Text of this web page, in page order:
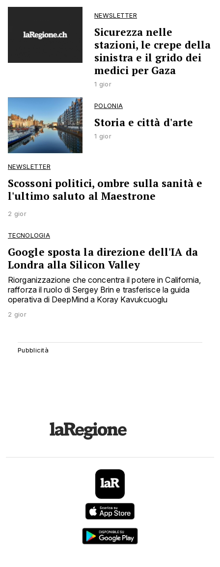
NEWSLETTER
Sicurezza nelle
stazioni, le crepe della
sinistra e il grido dei
medici per Gaza
1 gior
POLONIA
Storia e città d'arte
1 gior
NEWSLETTER
Scossoni politici, ombre sulla sanità e
l'ultimo saluto al Maestrone
2 gior
TECNOLOGIA
Google sposta la direzione dell'IA da
Londra alla Silicon Valley
Riorganizzazione che concentra il potere in California,
rafforza il ruolo di Sergey Brin e trasferisce la guida
operativa di DeepMind a Koray Kavukcuoglu
2 gior